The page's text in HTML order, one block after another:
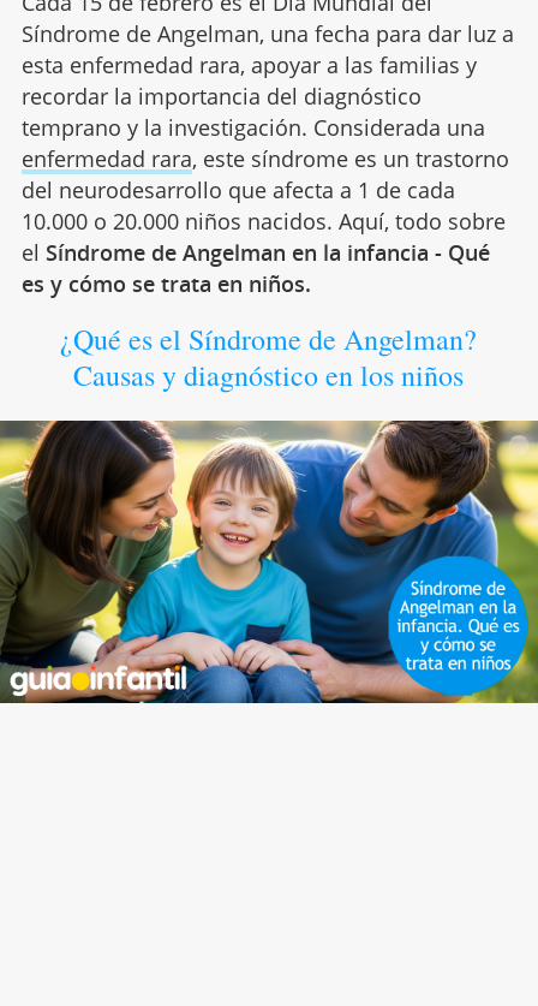
Síndrome de Angelman, una fecha para dar luz a
esta enfermedad rara, apoyar a las familias y
recordar la importancia del diagnóstico
temprano y la investigación. Considerada una
enfermedad rara, este síndrome es un trastorno
del neurodesarrollo que afecta a 1 de cada
10.000 o 20.000 niños nacidos. Aquí, todo sobre
el Síndrome de Angelman en la infancia - Qué
es y cómo se trata en niños.
¿Qué es el Síndrome de Angelman?
Causas y diagnóstico en los niños